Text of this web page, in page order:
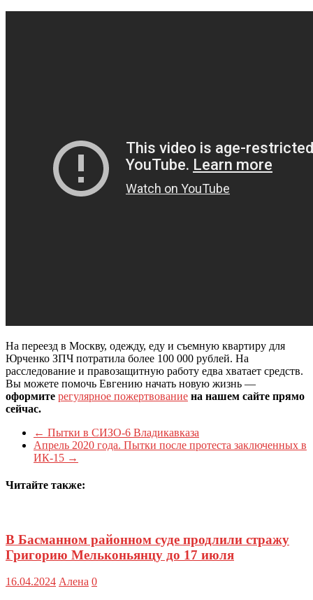
На переезд в Москву, одежду, еду и съемную квартиру для
Юрченко ЗПЧ потратила более 100 000 рублей. На
расследование и правозащитную работу едва хватает средств.
Вы можете помочь Евгению начать новую жизнь —
оформите регулярное пожертвование на нашем сайте прямо
сейчас.
← Пытки в СИЗО-6 Владикавказа
Апрель 2020 года. Пытки после протеста заключенных в
ИК-15 →
Читайте также:
В Басманном районном суде продлили стражу
Григорию Мельконьянцу до 17 июля
16.04.2024 Алена 0